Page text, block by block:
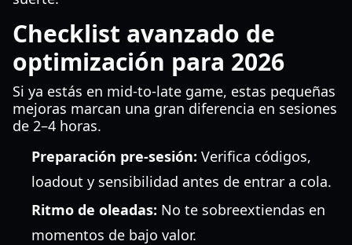
Checklist avanzado de
optimización para 2026
Si ya estás en mid-to-late game, estas pequeñas
mejoras marcan una gran diferencia en sesiones
de 2–4 horas.
Preparación pre-sesión: Verifica códigos,
loadout y sensibilidad antes de entrar a cola.
Ritmo de oleadas: No te sobreextiendas en
momentos de bajo valor.